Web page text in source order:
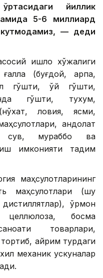
йиллик
5-6 миллиард
— деди
қишлоқ хўжалиги
(буғдой, арпа,
гўшти, қўй гўшти,
гўшти, тухум,
ловия, ясмиқ,
қандолат
сув, мураббо ва
имконияти тақдим
маҳсулотларининг
маҳсулотлари (шу
ўрмон
целлюлоза, босма
товарлари,
айрим турдаги
механик ускуналар